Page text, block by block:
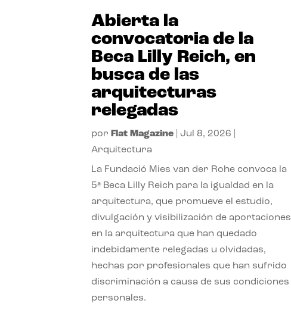
Abierta la
convocatoria de la
Beca Lilly Reich, en
busca de las
arquitecturas
relegadas
por Flat Magazine Jul 8, 2026
Arquitectura
La Fundació Mies van der Rohe convoca la
5ª Beca Lilly Reich para la igualdad en la
arquitectura, que promueve el estudio,
divulgación y visibilización de aportaciones
en la arquitectura que han quedado
indebidamente relegadas u olvidadas,
hechas por profesionales que han sufrido
discriminación a causa de sus condiciones
personales.